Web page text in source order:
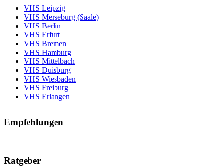
VHS Leipzig
VHS Merseburg (Saale)
VHS Berlin
VHS Erfurt
VHS Bremen
VHS Hamburg
VHS Mittelbach
VHS Duisburg
VHS Wiesbaden
VHS Freiburg
VHS Erlangen
Empfehlungen
Ratgeber